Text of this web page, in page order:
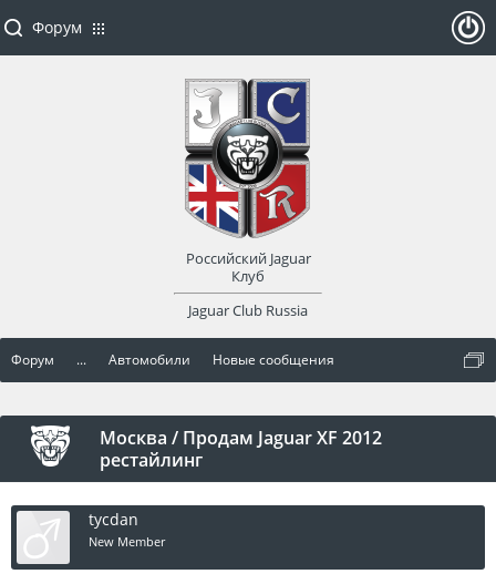
Форум ... Автомобили Новые сообщения
Москва / Продам Jaguar XF 2012
рестайлинг
tycdan
New Member
Форум
Российский Jaguar
Клуб
Jaguar Club Russia
оват